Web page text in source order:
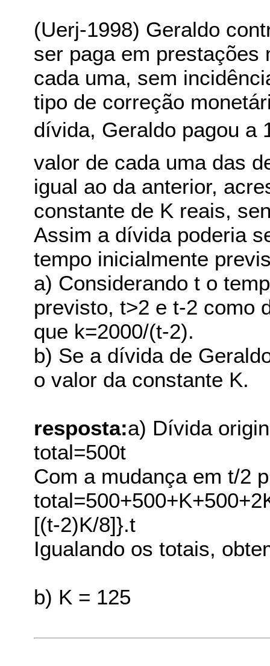
(Uerj-1998) Geraldo
ser paga em prestações
cada uma, sem
tipo de correção
dívida, Geraldo pagou a
valor de cada uma das
igual ao da anterior,
constante de K reais,
Assim a dívida poderia
tempo inicialmente
a) Considerando t o
previsto, t>2 e t-2 como
que k=2000/(t-2).
b) Se a dívida de
o valor da constante K.
resposta:a) Dívida
total=500t
Com a mudança em t/2
[(t-2)K/8]}.t
Igualando os totais,
b) K = 125